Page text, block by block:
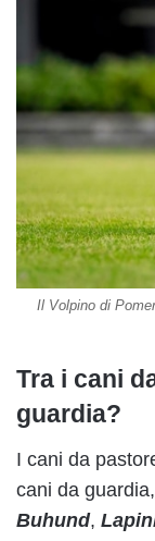
Il Volpino di
Tra i cani
guardia?
I cani da
cani da
Buhund,